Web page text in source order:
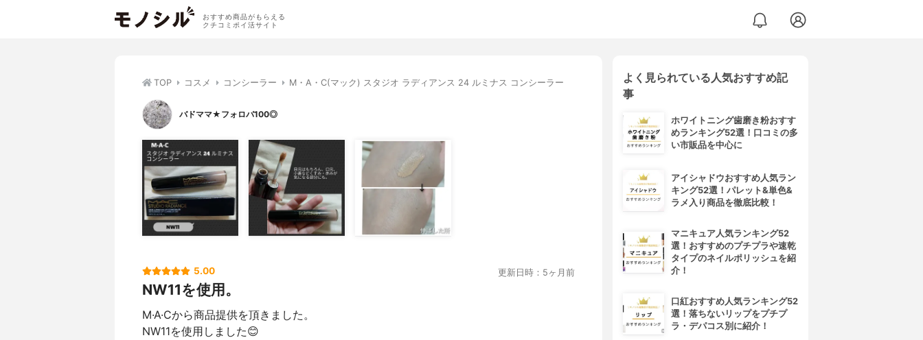
おすすめ商品がもらえる
クチコミポイ活サイト
TOP コスメ コンシーラー M・A・C(マック) スタジオ ラディアンス 24 ルミナス コンシーラー
バドママ★フォロバ100◎
5.00 更新日時：5ヶ月前
NW11を使用。
M·A·Cから商品提供を頂きました。
NW11を使用しました😊
よく見られている人気おすすめ記
事
ホワイトニング歯磨き粉おすす
めランキング52選！口コミの多
い市販品を中心に
アイシャドウおすすめ人気ラン
キング52選！パレット&単色&
ラメ入り商品を徹底比較！
マニキュア人気ランキング52
選！おすすめのプチプラや速乾
タイプのネイルポリッシュを紹
介！
口紅おすすめ人気ランキング52
選！落ちないリップをプチプ
ラ・デパコス別に紹介！